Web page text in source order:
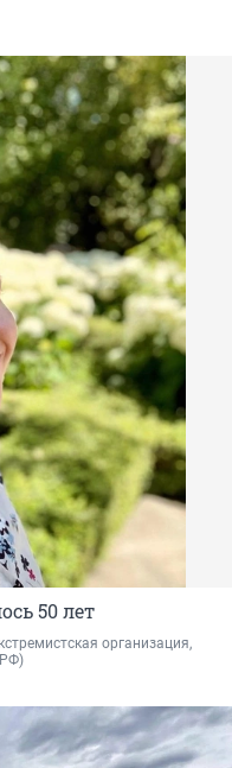
50 лет
организация,
РФ)